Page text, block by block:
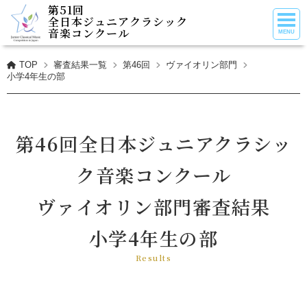
第51回
全日本ジュニアクラシック
音楽コンクール
TOP 審査結果一覧 第46回
ヴァイオリン部門
小学4年生の部
第46回全日本ジュニアクラシッ
ク音楽コンクール
ヴァイオリン部門審査結果
小学4年生の部
Results